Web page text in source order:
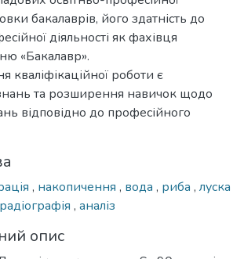
бакалаврів, його здатність до
діяльності як фахівця
«Бакалавр».
кваліфікаційної роботи є
та розширення навичок щодо
відповідно до професійного
, накопичення , вода , риба , луска
, аналіз
опис